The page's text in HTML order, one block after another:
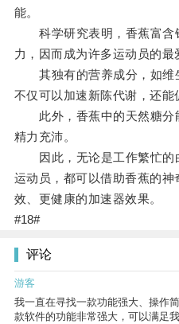
能。
科学研究表明，香蕉富含
力，因而成为许多运动员的最
其独有的营养成分，如维
不仅可以加速新陈代谢，还能
此外，香蕉中的天然糖分
精力充沛。
因此，无论是工作繁忙的
运动员，都可以借助香蕉的
效、更健康的加速器效果。
#18#
评论
游客
我一直在寻找一款功能强大、操作
款软件的功能非常强大，可以满足